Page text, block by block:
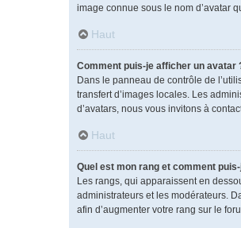
image connue sous le nom d’avatar
Haut
Comment puis-je afficher un avatar
Dans le panneau de contrôle de
transfert d’images locales. Les
d’avatars, nous vous invitons à
Haut
Quel est mon rang et comment
Les rangs, qui apparaissent en
administrateurs et les modérateurs.
afin d’augmenter votre rang sur le